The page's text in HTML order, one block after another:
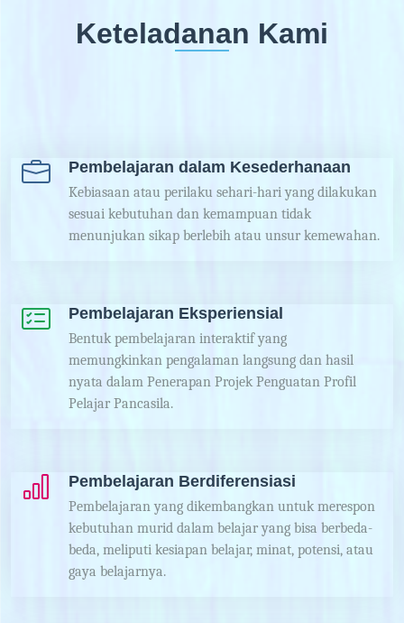
Keteladanan Kami
Pembelajaran dalam Kesederhanaan
Kebiasaan atau perilaku sehari-hari yang dilakukan
sesuai kebutuhan dan kemampuan tidak
menunjukan sikap berlebih atau unsur kemewahan.
Pembelajaran Eksperiensial
Bentuk pembelajaran interaktif yang
memungkinkan pengalaman langsung dan hasil
nyata dalam Penerapan Projek Penguatan Profil
Pelajar Pancasila.
Pembelajaran Berdiferensiasi
Pembelajaran yang dikembangkan untuk merespon
kebutuhan murid dalam belajar yang bisa berbeda-
beda, meliputi kesiapan belajar, minat, potensi, atau
gaya belajarnya.